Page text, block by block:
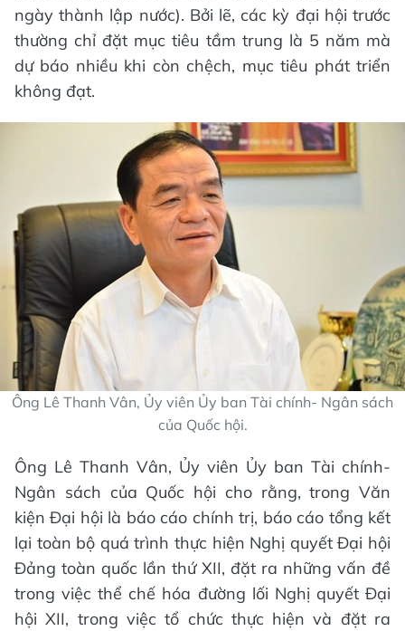
ngày thành lập nước). Bởi lẽ, các kỳ đại hội trước
thường chỉ đặt mục tiêu tầm trung là 5 năm mà
dự báo nhiều khi còn chệch, mục tiêu phát triển
không đạt.
Ông Lê Thanh Vân, Ủy viên Ủy ban Tài chính- Ngân sách
của Quốc hội.
Ông Lê Thanh Vân, Ủy viên Ủy ban Tài chính-
Ngân sách của Quốc hội cho rằng, trong Văn
kiện Đại hội là báo cáo chính trị, báo cáo tổng kết
lại toàn bộ quá trình thực hiện Nghị quyết Đại hội
Đảng toàn quốc lần thứ XII, đặt ra những vấn đề
trong việc thể chế hóa đường lối Nghị quyết Đại
hội XII, trong việc tổ chức thực hiện và đặt ra